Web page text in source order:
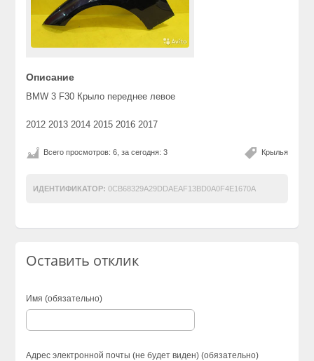
Описание
BMW 3 F30 Крыло переднее левое
2012 2013 2014 2015 2016 2017
Крылья
Всего просмотров: 6, за сегодня: 3
ИДЕНТИФИКАТОР: 0CB68329A29DDAEAF13BD0A0F4E1670A
Оставить отклик
Имя (обязательно)
Адрес электронной почты (не будет виден) (обязательно)